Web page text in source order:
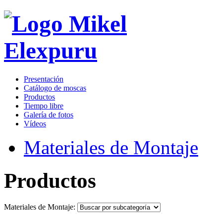
Presentación
Catálogo de moscas
Productos
Tiempo libre
Galería de fotos
Vídeos
Materiales de Montaje
Productos
Materiales de Montaje: